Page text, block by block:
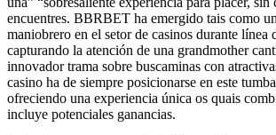
encuentres. BBRBET ha emergido tais como
maniobrero en el setor de casinos durante línea
capturando la atención de una grandmother
innovador trama sobre buscaminas con
casino ha de siempre posicionarse en este
ofreciendo una experiencia única os quais
incluye potenciales ganancias.